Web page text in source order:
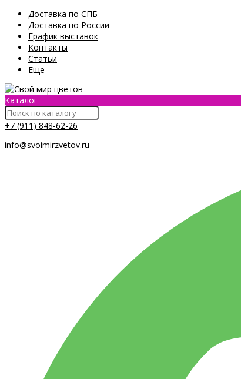
Доставка по СПБ
Доставка по России
График выставок
Контакты
Статьи
Еще
Каталог
+7 (911) 848-62-26
info@svoimirzvetov.ru